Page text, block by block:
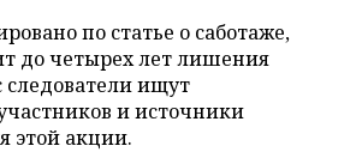
по статье о саботаже,
до четырех лет лишения
следователи ищут
и источники
этой акции.